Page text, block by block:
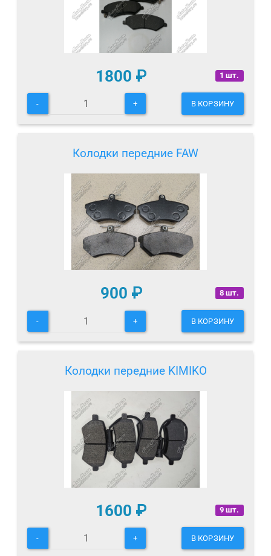
1 шт.
1800 ₽
- + В КОРЗИНУ
Колодки передние FAW
8 шт.
900 ₽
- + В КОРЗИНУ
Колодки передние KIMIKO
9 шт.
1600 ₽
- + В КОРЗИНУ